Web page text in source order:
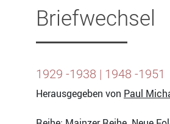
Briefwechsel
1929 -1938 | 1948 -1951
Herausgegeben von Paul